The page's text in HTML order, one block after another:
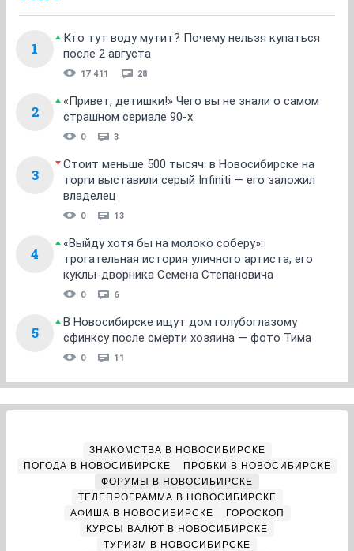
1
Кто тут воду мутит? Почему нельзя купаться
после 2 августа
17 411 28
2
«Привет, детишки!» Чего вы не знали о самом
страшном сериале 90-х
0 3
3
Стоит меньше 500 тысяч: в Новосибирске на
торги выставили серый Infiniti — его заложил
владелец
0 13
4
«Выйду хотя бы на молоко соберу»:
трогательная история уличного артиста, его
куклы-дворника Семена Степановича
0 6
5
В Новосибирске ищут дом голубоглазому
сфинксу после смерти хозяина — фото Тима
0 11
ЗНАКОМСТВА В НОВОСИБИРСКЕ
ПОГОДА В НОВОСИБИРСКЕ
ПРОБКИ В НОВОСИБИРСКЕ
ФОРУМЫ В НОВОСИБИРСКЕ
ТЕЛЕПРОГРАММА В НОВОСИБИРСКЕ
АФИША В НОВОСИБИРСКЕ
ГОРОСКОП
КУРСЫ ВАЛЮТ В НОВОСИБИРСКЕ
ТУРИЗМ В НОВОСИБИРСКЕ